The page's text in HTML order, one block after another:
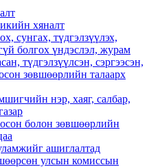
хяналт
сунгах, түдгэлзүүлэх,
болгох үндэслэл, журам
түдгэлзүүлсэн, сэргээсэн,
зөвшөөрлийн талаарх
нэр, хаяг, салбар,
болон зөвшөөрлийн
ашиглалтад
улсын комиссын